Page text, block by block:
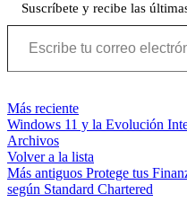
Suscríbete y recibe las
Escribe tu correo electrónico…
Más reciente
Windows 11 y la Evolución
Archivos
Volver a la lista
Más antiguos Protege tus
según Standard Chartered